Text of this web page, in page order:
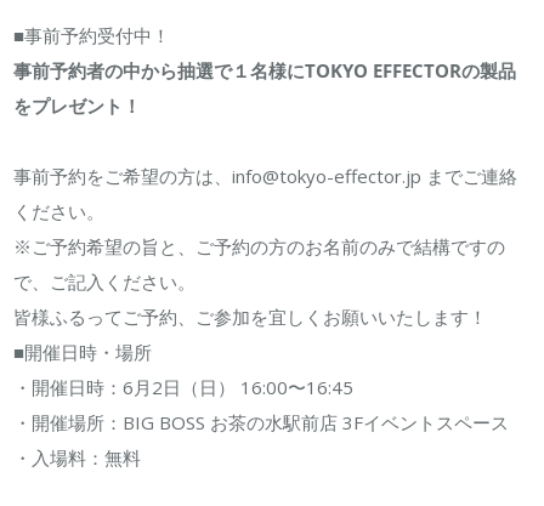
■事前予約受付中！
事前予約者の中から抽選で１名様にTOKYO EFFECTORの製品
をプレゼント！
事前予約をご希望の方は、info@tokyo-effector.jp までご連絡
ください。
※ご予約希望の旨と、ご予約の方のお名前のみで結構ですの
で、ご記入ください。
皆様ふるってご予約、ご参加を宜しくお願いいたします！
■開催日時・場所
・開催日時：6月2日（日） 16:00〜16:45
・開催場所：BIG BOSS お茶の水駅前店 3Fイベントスペース
・入場料：無料